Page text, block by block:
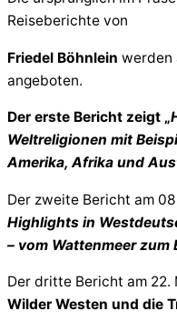
Reiseberichte von
Friedel Böhnlein werden
angeboten.
Der erste Bericht zeigt „
Weltreligionen mit
Amerika, Afrika und
Der zweite Bericht am
Highlights in
– vom Wattenmeer zum
Der dritte Bericht am 22.
Wilder Westen und die